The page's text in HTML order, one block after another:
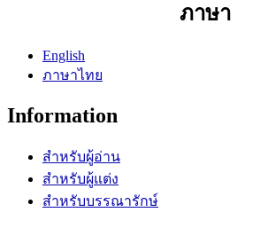
ภาษา
English
ภาษาไทย
Information
สำหรับผู้อ่าน
สำหรับผู้แต่ง
สำหรับบรรณารักษ์